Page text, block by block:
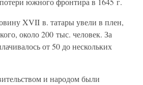
XVII в. татары увели в плен,
около 200 тыс. человек. За
от 50 до нескольких
и народом были